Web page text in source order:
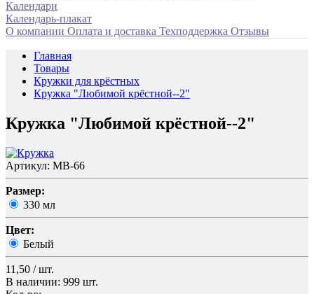
Календари
Календарь-плакат
О компании Оплата и доставка Техподдержка Отзывы
Главная
Товары
Кружки для крёстных
Кружка "Любимой крёстной--2"
Кружка "Любимой крёстной--2"
Артикул: МВ-66
Размер:
330 мл
Цвет:
Белый
11,50 / шт.
В наличии: 999 шт.